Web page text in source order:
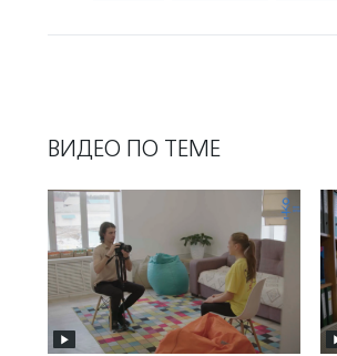
ВИДЕО ПО ТЕМЕ